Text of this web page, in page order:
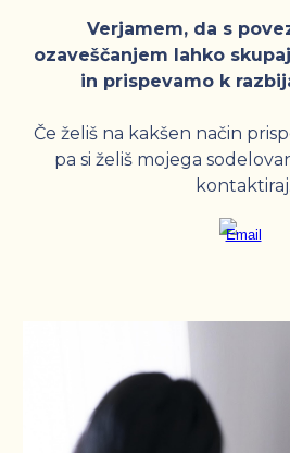
Verjamem, da s
ozaveščanjem lahko
in prispevamo k
Če želiš na kakšen način
pa si želiš mojega
kontaktiraj.